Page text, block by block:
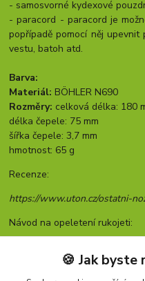
- samosvorné kydexové
- paracord - paracord je
popřípadě pomocí něj
vestu,
Barva:
Materiál:BÖHLER N690
Rozměry: celková délka: 180
délka čepele: 75 mm
šířka čepele: 3,7 mm
hmotnost: 65 g
Recenze:
https://www.uton.cz/ostatni-
Návod na opeletení rukojeti:
🍪 Jak byste